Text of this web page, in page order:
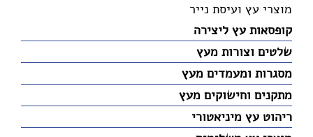
מוצרי עץ ועיסת נייר
קופסאות עץ ליצירה
שלטים וצורות מעץ
מסגרות ומעמדים מעץ
מתקנים וחישוקים מעץ
ריהוט עץ מיניאטורי